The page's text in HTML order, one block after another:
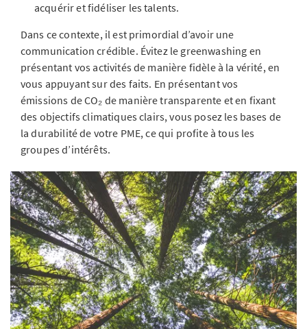
acquérir et fidéliser les talents.
Dans ce contexte, il est primordial d’avoir une
communication crédible. Évitez le greenwashing en
présentant vos activités de manière fidèle à la vérité, en
vous appuyant sur des faits. En présentant vos
émissions de CO₂ de manière transparente et en fixant
des objectifs climatiques clairs, vous posez les bases de
la durabilité de votre PME, ce qui profite à tous les
groupes d’intérêts.